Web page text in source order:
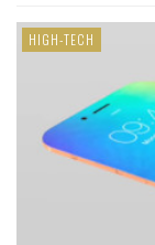
HIGH-TECH